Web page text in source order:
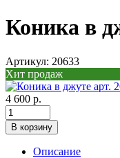
Коника в
Артикул: 20633
Хит продаж
4 600 р.
В корзину
Описание